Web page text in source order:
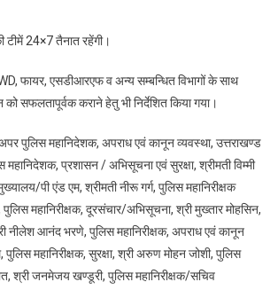
टीमें 24×7 तैनात रहेंगी।
फायर, एसडीआरएफ व अन्य सम्बन्धित विभागों के साथ
सफलतापूर्वक कराने हेतु भी निर्देशित किया गया।
पुलिस महानिदेशक, अपराध एवं कानून व्यवस्था, उत्तराखण्ड
प्रशासन / अभिसूचना एवं सुरक्षा, श्रीमती विम्मी
पी एंड एम, श्रीमती नीरू गर्ग, पुलिस महानिरीक्षक
महानिरीक्षक, दूरसंचार/अभिसूचना, श्री मुख्तार मोहसिन,
नीलेश आनंद भरणे, पुलिस महानिरीक्षक, अपराध एवं कानून
महानिरीक्षक, सुरक्षा, श्री अरुण मोहन जोशी, पुलिस
श्री जनमेजय खण्डूरी, पुलिस महानिरीक्षक/सचिव